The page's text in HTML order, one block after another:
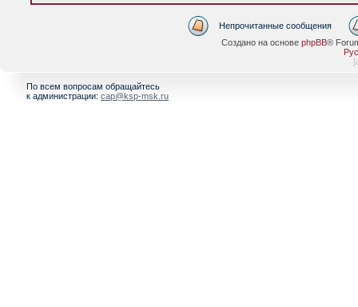
Непрочитанные сообщения
Создано на основе phpBB®
[
По всем вопросам обращайтесь
к администрации: cap@ksp-msk.ru